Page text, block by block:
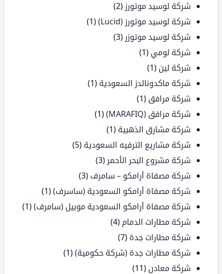
شركة لوسيد موتورز (2)
شركة لوسيد موتورز (Lucid)
(1)
شركة لوسيد موتوزر (3)
شركة لومي (1)
شركة لين (1)
شركة ماكدونالدز السعودية (1)
شركة مرافق (1)
شركة مرافق (MARAFIQ)
(1)
شركة مشارق الذهبية (1)
شركة مشاريع الترفيه السعودية (5)
شركة مشروع البحر الأحمر (3)
شركة مصفاة أرامكو – سامرف (3)
شركة مصفاة أرامكو السعودية (ساسرف)(1)
شركة مصفاة أرامكو السعودية موبيل (سامرف)(1)
شركة مطارات الدمام (4)
شركة مطارات جدة (7)
شركة مطارات جدة (شركة حكومية)(1)
شركة معادن (11)